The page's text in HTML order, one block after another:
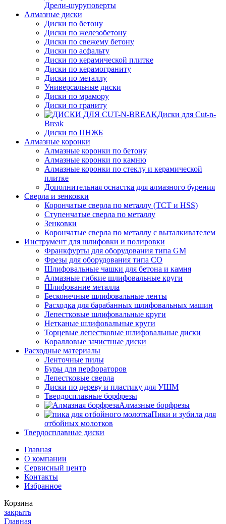
Дрели-шуруповерты
Алмазные диски
Диски по бетону
Диски по железобетону
Диски по свежему бетону
Диски по асфальту
Диски по керамической плитке
Диски по керамограниту
Диски по металлу
Универсальные диски
Диски по мрамору
Диски по граниту
Диски для Cut-n-
Break
Диски по ПНЖБ
Алмазные коронки
Алмазные коронки по бетону
Алмазные коронки по камню
Алмазные коронки по стеклу и керамической
плитке
Дополнительная оснастка для алмазного бурения
Сверла и зенковки
Корончатые сверла по металлу (TCT и HSS)
Ступенчатые сверла по металлу
Зенковки
Корончатые сверла по металлу c выталкивателем
Инструмент для шлифовки и полировки
Франкфурты для оборудования типа GM
Фрезы для оборудования типа СО
Шлифовальные чашки для бетона и камня
Алмазные гибкие шлифовальные круги
Шлифование металла
Бесконечные шлифовальные ленты
Расходка для барабанных шлифовальных машин
Лепестковые шлифовальные круги
Нетканые шлифовальные круги
Торцевые лепестковые шлифовальные диски
Коралловые зачистные диски
Расходные материалы
Ленточные пилы
Буры для перфораторов
Лепестковые сверла
Диски по дереву и пластику для УШМ
Твердосплавные борфрезы
Алмазные борфрезы
Пики и зубила для
отбойных молотков
Твердосплавные диски
Главная
О компании
Сервисный центр
Контакты
Избранное
Корзина
закрыть
Главная